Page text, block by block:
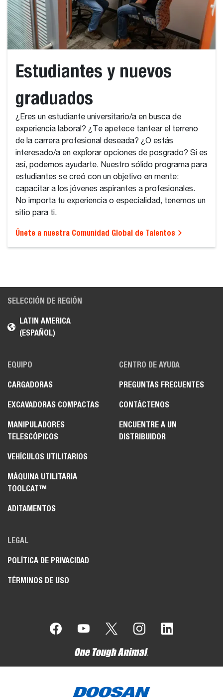
Estudiantes y nuevos
graduados
¿Eres un estudiante universitario/a en busca de
experiencia laboral? ¿Te apetece tantear el terreno
de la carrera profesional deseada? ¿O estás
interesado/a en explorar opciones de posgrado? Si es
así, podemos ayudarte. Nuestro sólido programa para
estudiantes se creó con un objetivo en mente:
capacitar a los jóvenes aspirantes a profesionales.
No importa tu experiencia o especialidad, tenemos un
sitio para ti.
Únete a nuestra Comunidad Global de Talentos
SELECCIÓN DE REGIÓN
LATIN AMERICA
(ESPAÑOL)
EQUIPO
CARGADORAS
EXCAVADORAS COMPACTAS
MANIPULADORES
TELESCÓPICOS
VEHÍCULOS UTILITARIOS
MÁQUINA UTILITARIA
TOOLCAT™
ADITAMENTOS
CENTRO DE AYUDA
PREGUNTAS FRECUENTES
CONTÁCTENOS
ENCUENTRE A UN
DISTRIBUIDOR
LEGAL
POLÍTICA DE PRIVACIDAD
TÉRMINOS DE USO